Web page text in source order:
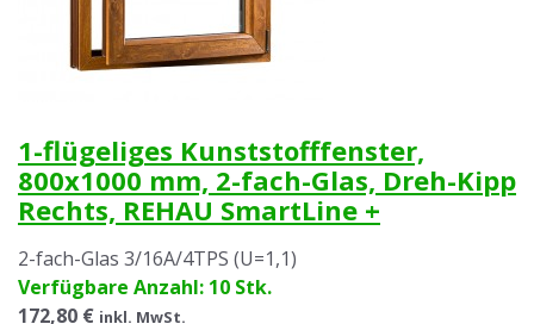
1-flügeliges Kunststofffenster,
800x1000 mm, 2-fach-Glas, Dreh-Kipp
Rechts, REHAU SmartLine +
2-fach-Glas 3/16A/4TPS (U=1,1)
Verfügbare Anzahl: 10 Stk.
172,80 € inkl. MwSt.